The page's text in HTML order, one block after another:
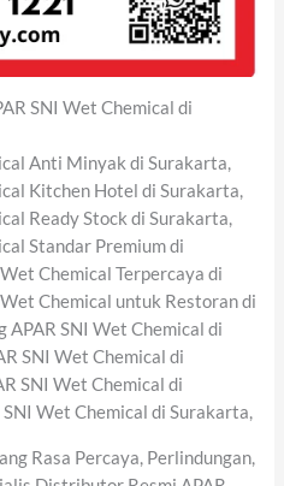
SNI Wet Chemical di
Anti Minyak di Surakarta,
Kitchen Hotel di Surakarta,
Ready Stock di Surakarta,
Standar Premium di
Chemical Terpercaya di
Chemical untuk Restoran di
SNI Wet Chemical di
SNI Wet Chemical di
SNI Wet Chemical di
Wet Chemical di Surakarta,
Rasa Percaya, Perlindungan,